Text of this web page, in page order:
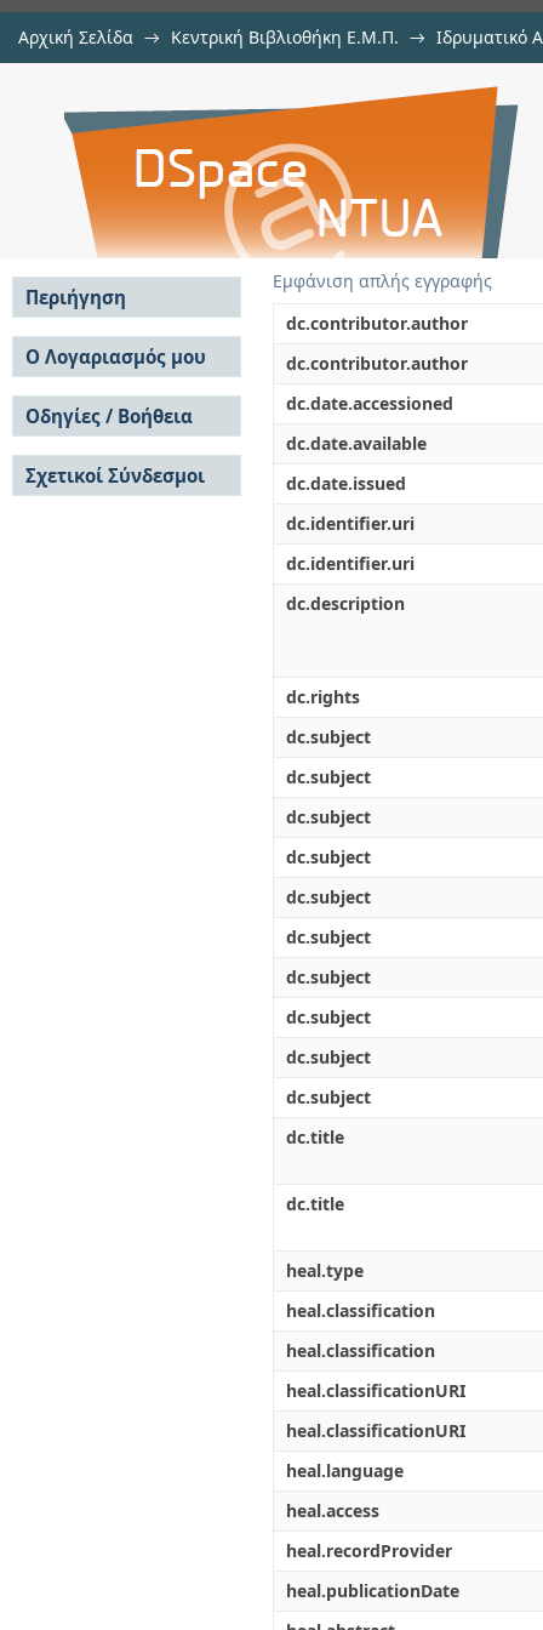
Αρχική Σελίδα → Κεντρική Βιβλιοθήκη Ε.Μ.Π. → Ιδρυματικό
Αριθμητική διερεύνηση της
μέσω διδιάστατων αναλύσεων
Εμφάνιση απλής εγγραφής
dc.contributor.author
dc.contributor.author
dc.date.accessioned
dc.date.available
dc.date.issued
dc.identifier.uri
dc.identifier.uri
dc.description
dc.rights
dc.subject
dc.subject
dc.subject
dc.subject
dc.subject
dc.subject
dc.subject
dc.subject
dc.subject
dc.subject
dc.title
dc.title
heal.type
heal.classification
heal.classification
heal.classificationURI
heal.classificationURI
heal.language
heal.access
heal.recordProvider
heal.publicationDate
Περιήγηση
Σε όλο το DSpace
Κοινότητες & Συλλογές
Ανά Ημερομηνία
Έκδοσης
Συγγραφείς
Τίτλοι
Θέματα
Ο Λογαριασμός μου
Σύνδεση
Εγγραφή
Οδηγίες / Βοήθεια
Οδηγίες Υποβολής
Οδηγίες Χρήσης ΙΑ
Συχνές Ερωτήσεις
Σχετικοί Σύνδεσμοι